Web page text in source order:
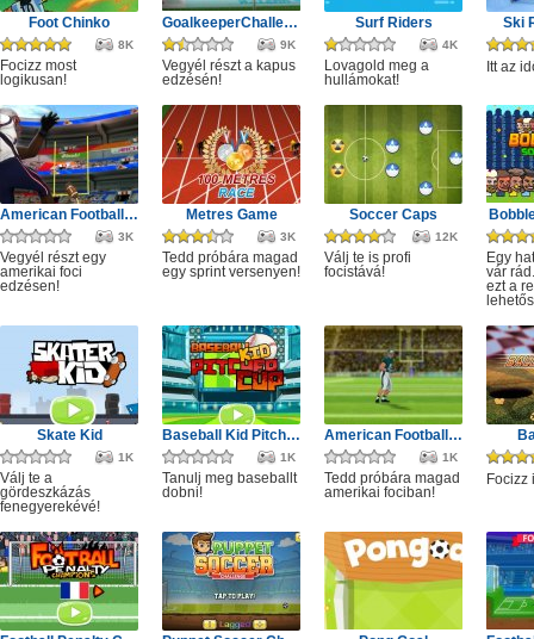
Foot Chinko
8K
Focizz most
logikusan!
GoalkeeperChallenge
9K
Vegyél részt a kapus
edzésén!
Surf Riders
4K
Lovagold meg a
hullámokat!
Ski
Itt az
American Football Kick
3K
Vegyél részt egy
amerikai foci
edzésen!
Metres Game
3K
Tedd próbára magad
egy sprint versenyen!
Soccer Caps
12K
Válj te is profi
focistává!
Egy
vár
ezt a
Skate Kid
1K
Válj te a
gördeszkázás
fenegyerekévé!
Baseball Kid Pitcher Cup
1K
Tanulj meg baseballt
dobni!
American Football Challenge
1K
Tedd próbára magad
amerikai fociban!
Focizz